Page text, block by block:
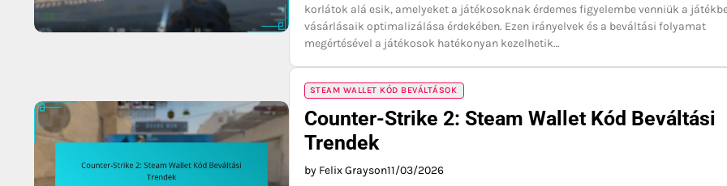
korlátok alá esik, amelyeket a játékosoknak érdemes figyelembe venniük a
vásárlásaik optimalizálása érdekében. Ezen irányelvek és a beváltási folyamat
megértésével a játékosok hatékonyan kezelhetik…
STEAM WALLET KÓD BEVÁLTÁSOK
Counter-Strike 2: Steam Wallet Kód Beváltási
Trendek
by Felix Grayson11/03/2026